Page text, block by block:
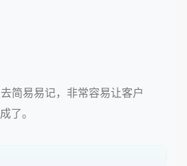
简易易记，非常容易让客户
了。